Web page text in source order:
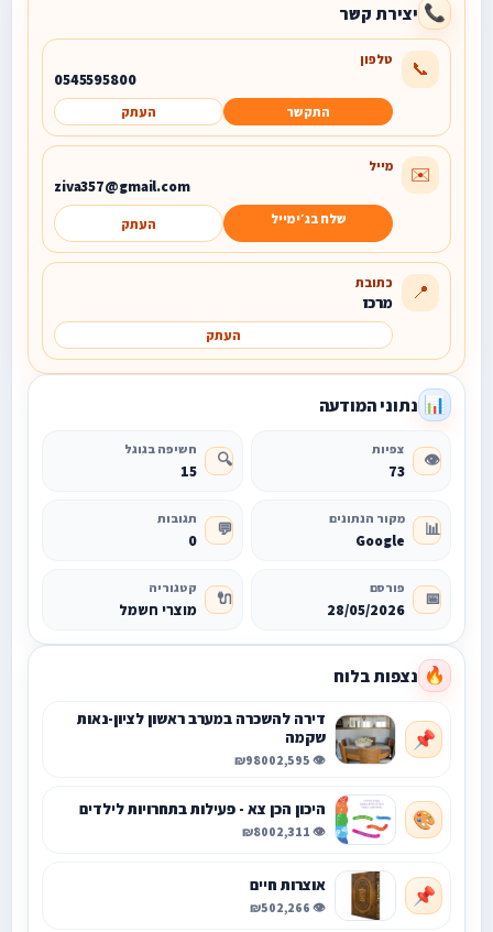
📞 יצירת קשר
📞 טלפון
0545595800
התקשר העתק
✉️ מייל
ziva357@gmail.com
שלח בג׳ימייל העתק
📍 כתובת
מרכז
העתק
📊 נתוני המודעה
👁️ צפיות
73
🔍 חשיפה בגוגל
15
📊 מקור הנתונים
Google
💬 תגובות
0
📅 פורסם
28/05/2026
🔌 קטגוריה
מוצרי חשמל
🔥 נצפות בלוח
📌
דירה להשכרה במערב ראשון לציון-נאות
שקמה
👁️ 2,595
₪9800
🎨 היכון הכן צא - פעילות בתחרויות לילדים
👁️ 2,311
₪800
📌 אוצרות חיים
👁️ 2,266
₪50